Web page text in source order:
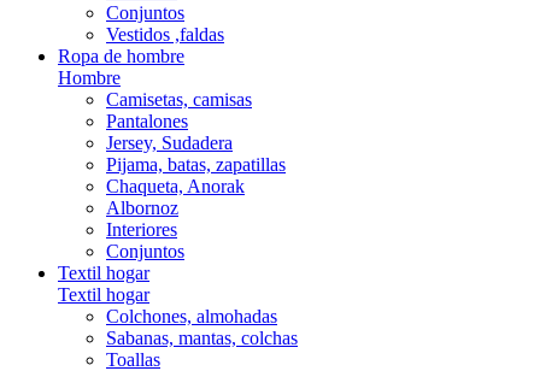
Conjuntos
Vestidos ,faldas
Ropa de hombre
Hombre
Camisetas, camisas
Pantalones
Jersey, Sudadera
Pijama, batas, zapatillas
Chaqueta, Anorak
Albornoz
Interiores
Conjuntos
Textil hogar
Textil hogar
Colchones, almohadas
Sabanas, mantas, colchas
Toallas